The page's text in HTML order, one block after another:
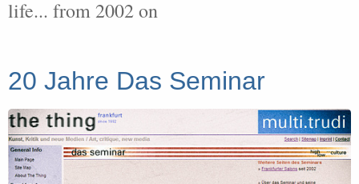
life... from 2002 on
20 Jahre Das Seminar